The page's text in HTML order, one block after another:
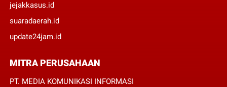
jejakkasus.id
suaradaerah.id
update24jam.id
MITRA PERUSAHAAN
PT. MEDIA KOMUNIKASI INFORMASI